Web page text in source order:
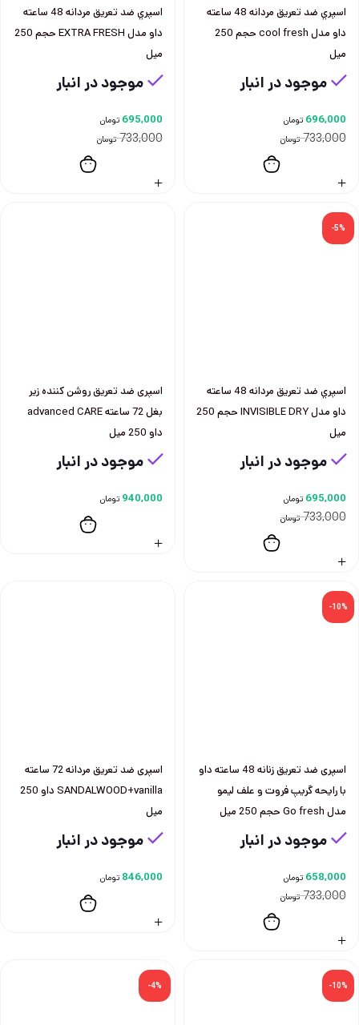
اسپري ضد تعريق مردانه 48 ساعته
داو مدل cool fresh حجم 250
ميل
موجود در انبار
733,000 تومان
696,000 تومان
اسپري ضد تعريق مردانه 48 ساعته
داو مدل EXTRA FRESH حجم 250
ميل
موجود در انبار
733,000 تومان
695,000 تومان
-5%
اسپري ضد تعريق مردانه 48 ساعته
داو مدل INVISIBLE DRY حجم 250
ميل
موجود در انبار
733,000 تومان
695,000 تومان
اسپری ضد تعريق روشن كننده زير
بغل 72 ساعته advanced CARE
داو 250 ميل
موجود در انبار
940,000 تومان
-10%
اسپری ضد تعريق زنانه 48 ساعته داو
با رايحه گریپ فروت و علف ليمو
مدل Go fresh حجم 250 ميل
موجود در انبار
733,000 تومان
658,000 تومان
اسپری ضد تعريق مردانه 72 ساعته
SANDALWOOD+vanilla داو 250
ميل
موجود در انبار
846,000 تومان
-10%
-4%